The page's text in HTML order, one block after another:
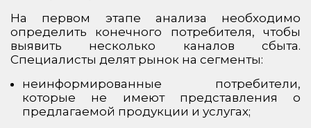
На первом этапе анализа необходимо
определить конечного потребителя, чтобы
выявить несколько каналов сбыта.
Специалисты делят рынок на сегменты:
неинформированные потребители,
которые не имеют представления о
предлагаемой продукции и услугах;